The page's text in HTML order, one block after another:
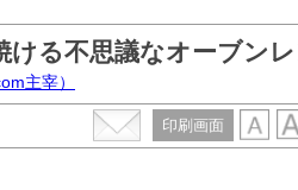
ける不思議なオーブン
主宰）
印刷画面